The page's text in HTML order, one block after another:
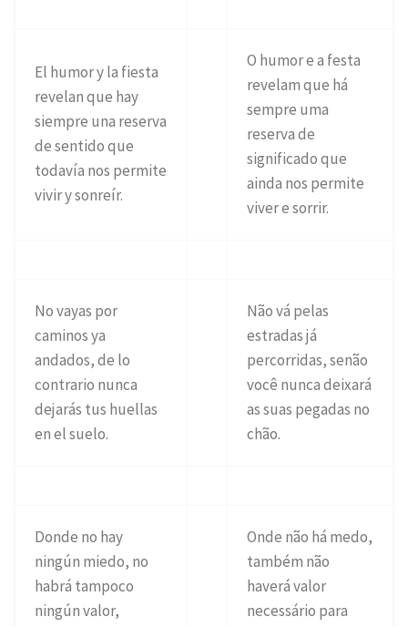
El humor y la fiesta
revelan que hay
siempre una reserva
de sentido que
todavía nos permite
vivir y sonreír.
O humor e a festa
revelam que há
sempre uma
reserva de
significado que
ainda nos permite
viver e sorrir.
No vayas por
caminos ya
andados, de lo
contrario nunca
dejarás tus huellas
en el suelo.
Não vá pelas
estradas já
percorridas, senão
você nunca deixará
as suas pegadas no
chão.
Donde no hay
ningún miedo, no
habrá tampoco
ningún valor,
Onde não há medo,
também não
haverá valor
necessário para